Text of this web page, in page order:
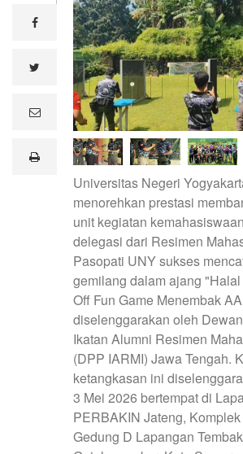
facebook
e
lprint
Universitas Negeri
menorehkan prestasi
unit kegiatan
delegasi dari Resimen
Pasopati UNY sukses
gemilang dalam ajang
Off Fun Game Menembak
diselenggarakan oleh
Ikatan Alumni Resimen
(DPP IARMI) Jawa Tengah.
ketangkasan ini
3 Mei 2026 bertempat di
PERBAKIN Jateng,
Gedung D Lapangan